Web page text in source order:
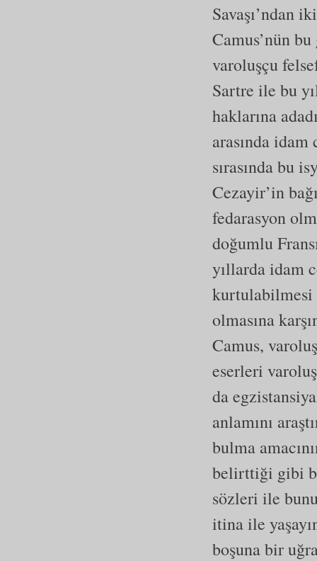
Savaşı’ndan
Camus’nün
varoluşçu
Sartre ile bu
haklarına
arasında idam
sırasında bu
Cezayir’in
fedarasyon
doğumlu
yıllarda idam
kurtulabilmesi
olmasına
Camus,
eserleri
da
anlamını
bulma
belirttiği gibi
sözleri ile
itina ile
boşuna bir